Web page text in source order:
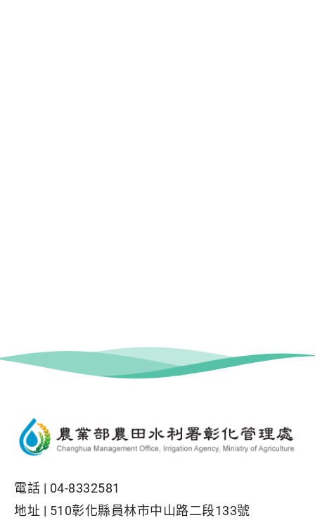
電話 | 04-8332581
地址 | 510彰化縣員林市中山路二段133號